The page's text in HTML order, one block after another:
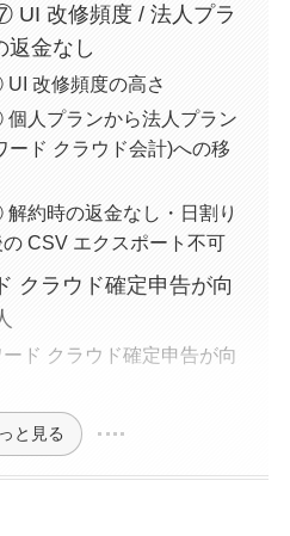
改修頻度 / 法人プラ
返金なし
改修頻度の高さ
人プランから法人プラン
ード クラウド会計)への移
約時の返金なし・日割り
CSV エクスポート不可
クラウド確定申告が向
ド クラウド確定申告が向
と見る